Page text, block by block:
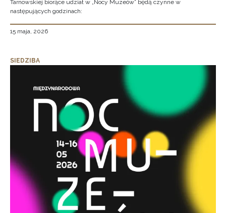
Tarnowskiej biorące udział w „Nocy Muzeów” będą czynne w
następujących godzinach:
15 maja, 2026
SIEDZIBA